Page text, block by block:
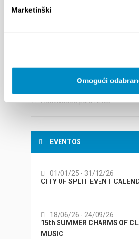
Marketinški
Omogući
Ciudad de belleza natural
Shopping
Casinos y máquinas
Actividades para niños
EVENTOS
01/01/25 - 31/12/26
CITY OF SPLIT EVENT
18/06/26 - 24/09/26
15th SUMMER CHARMS OF
MUSIC